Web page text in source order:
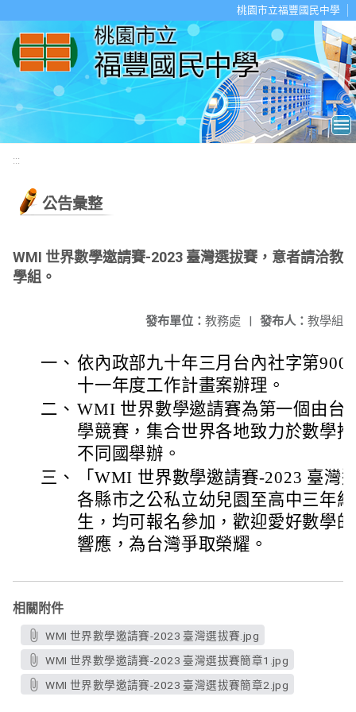
桃園市立福豐國民中學
:::
公告彙整
WMI 世界數學邀請賽-2023 臺灣選拔賽，意者請洽教
學組。
發布人： 教學組
發布單位： 教務處 |
一、 依內政部九十年三月台內社字第
十一年度工作計畫案辦理。
二、 WMI 世界數學邀請賽為第一個由台
學競賽，集合世界各地致力於數學
不同國舉辦。
三、
「WMI 世界數學邀請賽-2023 臺灣
各縣市之公私立幼兒園至高中三年
生，均可報名參加，歡迎愛好數學
響應，為台灣爭取榮耀。
相關附件
WMI 世界數學邀請賽-2023 臺灣選拔賽.jpg
WMI 世界數學邀請賽-2023 臺灣選拔賽簡章1.jpg
WMI 世界數學邀請賽-2023 臺灣選拔賽簡章2.jpg